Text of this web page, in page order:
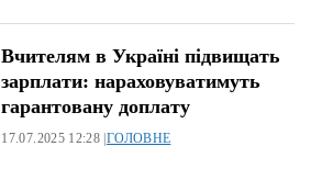
Вчителям в Україні підвищать
зарплати: нараховуватимуть
гарантовану доплату
17.07.2025 12:28 |ГОЛОВНЕ